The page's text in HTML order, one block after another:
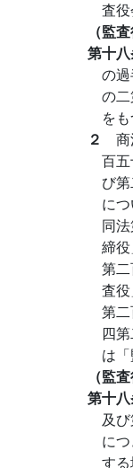
査役
（監
第十
の
の
をも
２
百
び
に
同
締
第
査
第
四
は
（監
第十
及
に
す